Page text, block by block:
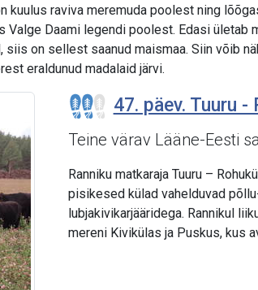
kuulus raviva meremuda poolest ning
Valge Daami legendi poolest. Edasi
siis on sellest saanud maismaa. Siin võib
eraldunud madalaid järvi.
47. päev. Tuuru -
Teine värav Lääne-Eesti
Ranniku matkaraja Tuuru –
pisikesed külad vahelduvad
lubjakivikarjääridega. Rannikul
mereni Kivikülas ja Puskus, kus